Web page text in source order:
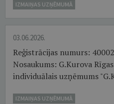
IZMAIŅAS UZŅĒMUMĀ
03.06.2026.
Reģistrācijas numurs:
Nosaukums: G.Kurova
individuālais uzņēmums
IZMAIŅAS UZŅĒMUMĀ